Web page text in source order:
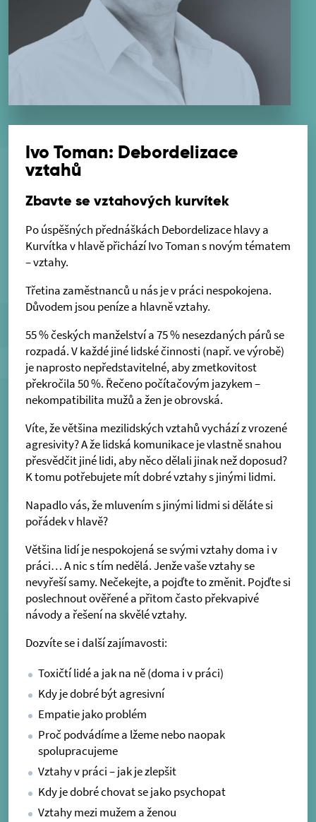
Ivo Toman: Debordelizace
vztahů
Zbavte se vztahových kurvítek
Po úspěšných přednáškách Debordelizace hlavy a
Kurvítka v hlavě přichází Ivo Toman s novým tématem
– vztahy.
Třetina zaměstnanců u nás je v práci nespokojena.
Důvodem jsou peníze a hlavně vztahy.
55 % českých manželství a 75 % nesezdaných párů se
rozpadá. V každé jiné lidské činnosti (např. ve výrobě)
je naprosto nepředstavitelné, aby zmetkovitost
překročila 50 %. Řečeno počítačovým jazykem –
nekompatibilita mužů a žen je obrovská.
Víte, že většina mezilidských vztahů vychází z vrozené
agresivity? A že lidská komunikace je vlastně snahou
přesvědčit jiné lidi, aby něco dělali jinak než doposud?
K tomu potřebujete mít dobré vztahy s jinými lidmi.
Napadlo vás, že mluvením s jinými lidmi si děláte si
pořádek v hlavě?
Většina lidí je nespokojená se svými vztahy doma i v
práci… A nic s tím nedělá. Jenže vaše vztahy se
nevyřeší samy. Nečekejte, a pojďte to změnit. Pojďte si
poslechnout ověřené a přitom často překvapivé
návody a řešení na skvělé vztahy.
Dozvíte se i další zajímavosti:
Toxičtí lidé a jak na ně (doma i v práci)
Kdy je dobré být agresivní
Empatie jako problém
Proč podvádíme a lžeme nebo naopak
spolupracujeme
Vztahy v práci – jak je zlepšit
Kdy je dobré chovat se jako psychopat
Vztahy mezi mužem a ženou